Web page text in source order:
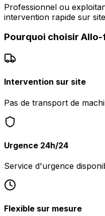
Professionnel ou
intervention rapide sur
Pourquoi choisir
Intervention sur site
Pas de transport de
Urgence 24h/24
Service d'urgence
Flexible sur mesure